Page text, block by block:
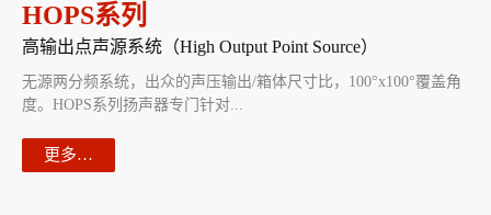
HOPS系列
高输出点声源系统（High Output Point Source）
无源两分频系统，出众的声压输出/箱体尺寸比，100°x100°覆盖角
度。HOPS系列扬声器专门针对...
更多…